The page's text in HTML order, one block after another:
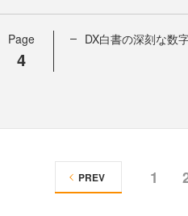
Page
4
DX白書の深刻な数
1
PREV